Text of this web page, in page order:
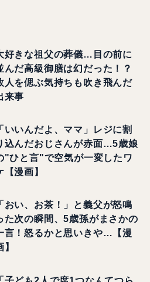
好きな祖父の葬儀…目の前に
んだ高級御膳は幻だった！？
人を偲ぶ気持ちも吹き飛んだ
来事
「いいんだよ、ママ」レジに割
込んだおじさんが赤面…5歳娘
"ひと言"で空気が一変したワ
【漫画】
「おい、お茶！」と義父が怒鳴
た次の瞬間、5歳孫がまさかの
言！怒るかと思いきや…【漫
】